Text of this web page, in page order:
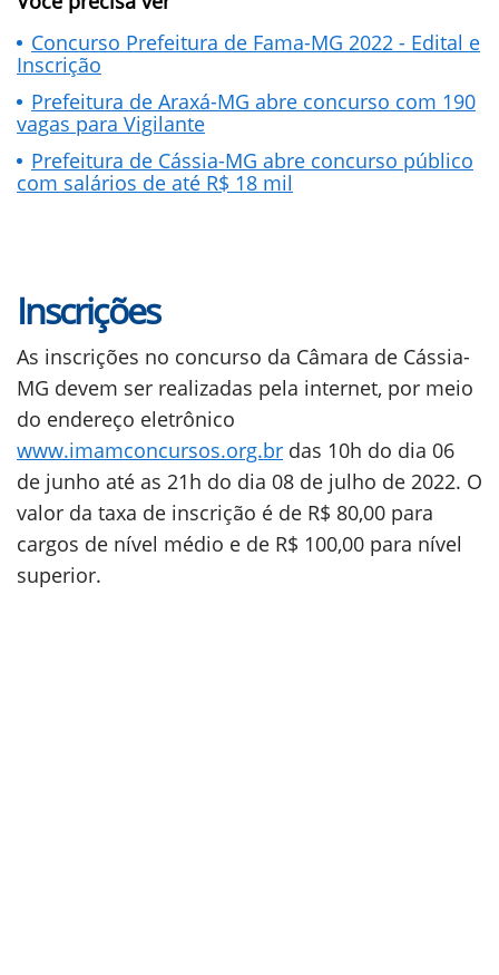
Concurso Prefeitura de Fama-MG 2022 - Edital e
Inscrição
Prefeitura de Araxá-MG abre concurso com 190
vagas para Vigilante
Prefeitura de Cássia-MG abre concurso público
com salários de até R$ 18 mil
Inscrições
As inscrições no concurso da Câmara de Cássia-
MG devem ser realizadas pela internet, por meio
do endereço eletrônico
www.imamconcursos.org.br das 10h do dia 06
de junho até as 21h do dia 08 de julho de 2022. O
valor da taxa de inscrição é de R$ 80,00 para
cargos de nível médio e de R$ 100,00 para nível
superior.